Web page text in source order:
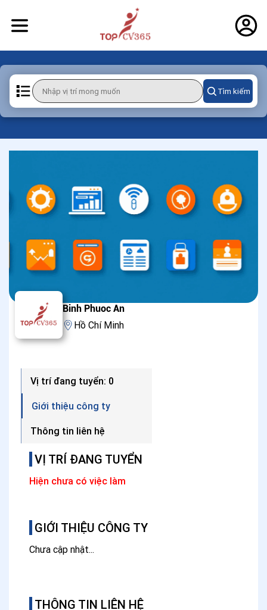
Tìm kiếm
Binh Phuoc An
Hồ Chí Minh
VỊ TRÍ ĐANG TUYỂN
Hiện chưa có việc làm
GIỚI THIỆU CÔNG TY
Chưa cập nhật...
THÔNG TIN LIÊN HỆ
Vị trí đang tuyển: 0
Giới thiệu công ty
Thông tin liên hệ